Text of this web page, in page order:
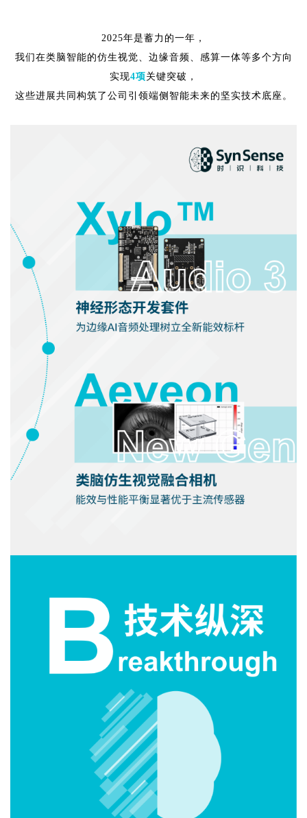
2025年是蓄力的一年，
我们在类脑智能的仿生视觉、边缘音频、感算一体等多个方向
实现4项 关键突破，
这些进展共同构筑了公司引领端侧智能未来的坚实技术底座。